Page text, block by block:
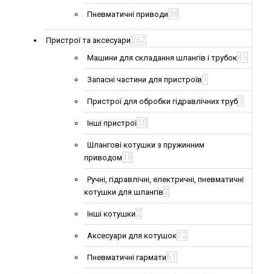
Пневматичні приводи 38
Пристрої та аксесуари 262
Машини для складання шлангів і трубок45
Запасні частини для пристроїв 1
Пристрої для обробки гідравлічних труб7
Інші пристрої 10
Шлангові котушки з пружинним
приводом 18
Ручні, гідравлічні, електричні, пневматичні
котушки для шлангів 2
Інші котушки 2
Аксесуари для котушок 12
Пневматичні гармати 61